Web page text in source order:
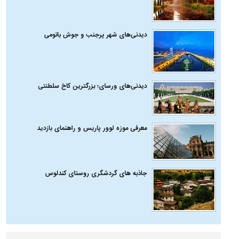
دیدنی‌های شهر پرجنب و جوش باتومی
دیدنی‌های ورسای؛ بزرگترین کاخ سلطنتی
معرفی موزه لوور پاریس و راهنمای بازدید
جاذبه های گردشگری روستای کندلوس